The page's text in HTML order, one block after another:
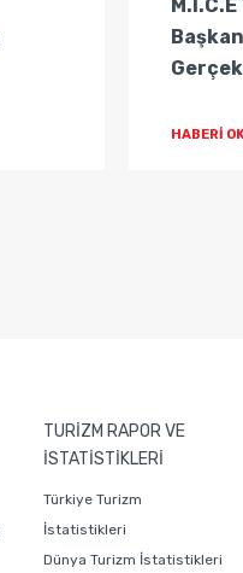
HABERİ
TURİZM RAPOR VE
İSTATİSTİKLERİ
Türkiye Turizm
İstatistikleri
Dünya Turizm İstatistikleri